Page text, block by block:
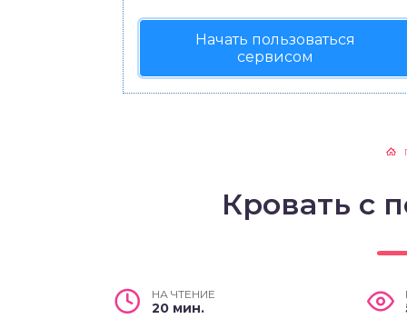
Начать пользоваться
сервисом
Кровать с
НА ЧТЕНИЕ
20 мин.